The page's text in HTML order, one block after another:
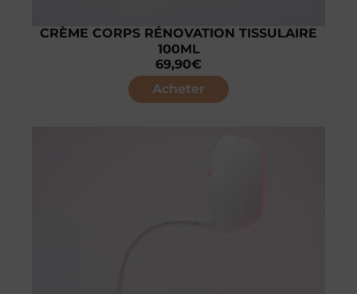
CRÈME CORPS RÉNOVATION TISSULAIRE
100ML
69,90€
Acheter